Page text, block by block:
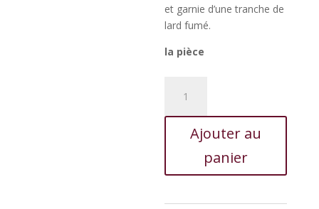
et garnie d’une tranche de
lard fumé.
la pièce
Paupiette
Ajouter au
panier